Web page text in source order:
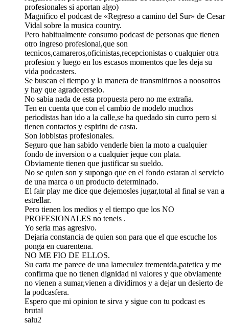
profesionales si aportan algo)
Magnifico el podcast de «Regreso a camino del Sur» de Cesar
Vidal sobre la musica country.
Pero habitualmente consumo podcast de personas que tienen
otro ingreso profesional,que son
tecnicos,camareros,oficinistas,recepcionistas o cualquier otra
profesion y luego en los escasos momentos que les deja su
vida podcasters.
Se buscan el tiempo y la manera de transmitirnos a noosotros
y hay que agradecerselo.
No sabia nada de esta propuesta pero no me extraña.
Ten en cuenta que con el cambio de modelo muchos
periodistas han ido a la calle,se ha quedado sin curro pero si
tienen contactos y espiritu de casta.
Son lobbistas profesionales.
Seguro que han sabido venderle bien la moto a cualquier
fondo de inversion o a cualquier jeque con plata.
Obviamente tienen que justificar su sueldo.
No se quien son y supongo que en el fondo estaran al servicio
de una marca o un producto determinado.
El fair play me dice que dejemosles jugar,total al final se van a
estrellar.
Pero tienen los medios y el tiempo que los NO
PROFESIONALES no teneis .
Yo seria mas agresivo.
Dejaria constancia de quien son para que el que escuche los
ponga en cuarentena.
NO ME FIO DE ELLOS.
Su carta me parece de una lameculez trementda,patetica y me
confirma que no tienen dignidad ni valores y que obviamente
no vienen a sumar,vienen a dividirnos y a dejar un desierto de
la podcasfera.
Espero que mi opinion te sirva y sigue con tu podcast es
brutal
salu2